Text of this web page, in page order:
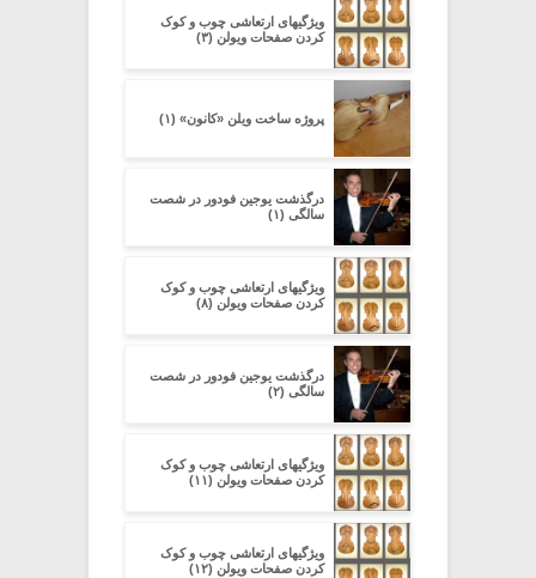
ویژگیهای ارتعاشی چوب و کوک
کردن صفحات ویولن (۳)
پروژه ساخت ویلن «کانون» (۱)
درگذشت یوجین فودور در شصت
سالگی (۱)
ویژگیهای ارتعاشی چوب و کوک
کردن صفحات ویولن (۸)
درگذشت یوجین فودور در شصت
سالگی (۲)
ویژگیهای ارتعاشی چوب و کوک
کردن صفحات ویولن (۱۱)
ویژگیهای ارتعاشی چوب و کوک
کردن صفحات ویولن (۱۲)